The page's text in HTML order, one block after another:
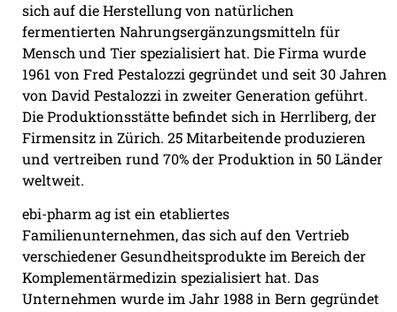
sich auf die Herstellung von natürlichen
fermentierten Nahrungsergänzungsmitteln für
Mensch und Tier spezialisiert hat. Die Firma wurde
1961 von Fred Pestalozzi gegründet und seit 30 Jahren
von David Pestalozzi in zweiter Generation geführt.
Die Produktionsstätte befindet sich in Herrliberg, der
Firmensitz in Zürich. 25 Mitarbeitende produzieren
und vertreiben rund 70% der Produktion in 50 Länder
weltweit.
ebi-pharm ag ist ein etabliertes
Familienunternehmen, das sich auf den Vertrieb
verschiedener Gesundheitsprodukte im Bereich der
Komplementärmedizin spezialisiert hat. Das
Unternehmen wurde im Jahr 1988 in Bern gegründet